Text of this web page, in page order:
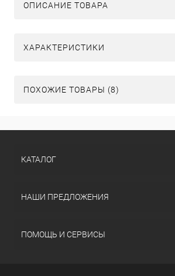
ОПИСАНИЕ ТОВАРА
ХАРАКТЕРИСТИКИ
ПОХОЖИЕ ТОВАРЫ (8)
КАТАЛОГ
НАШИ ПРЕДЛОЖЕНИЯ
ПОМОЩЬ И СЕРВИСЫ